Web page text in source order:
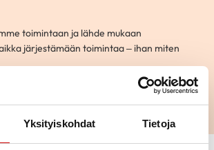
Yksityiskohdat Tietoja
toimintaan ja lähde mukaan
järjestämään toimintaa – ihan miten